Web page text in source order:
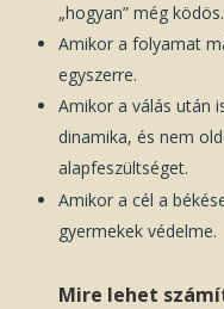
„hogyan” még ködös.
Amikor a folyamat
egyszerre.
Amikor a válás után
dinamika, és nem
alapfeszültséget.
Amikor a cél a
gyermekek védelme.
Mire lehet